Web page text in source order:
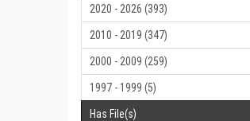
2020 - 2026 (393)
2010 - 2019 (347)
2000 - 2009 (259)
1997 - 1999 (5)
Has File(s)